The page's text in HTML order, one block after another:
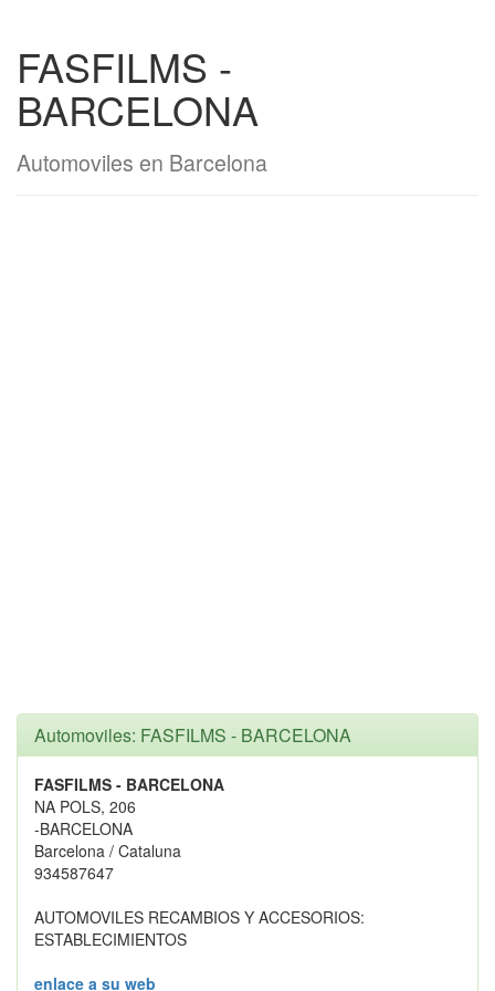
FASFILMS -
BARCELONA
Automoviles en Barcelona
Automoviles: FASFILMS - BARCELONA
FASFILMS - BARCELONA
NA POLS, 206
-BARCELONA
Barcelona / Cataluna
934587647
AUTOMOVILES RECAMBIOS Y ACCESORIOS:
ESTABLECIMIENTOS
enlace a su web